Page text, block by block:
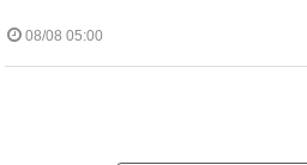
08/08 05:00